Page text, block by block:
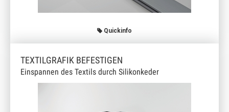
Quickinfo
TEXTILGRAFIK BEFESTIGEN
Einspannen des Textils durch Silikonkeder